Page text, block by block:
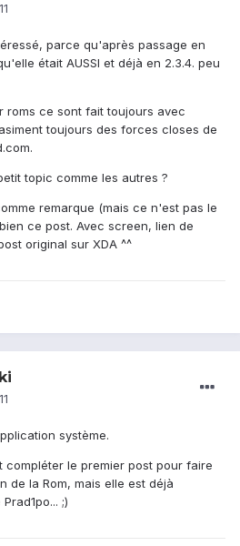
parce qu'après passage en
était AUSSI et déjà en 2.3.4. peu
roms ce sont fait toujours avec
toujours des forces closes de
topic comme les autres ?
remarque (mais ce n'est pas le
ce post. Avec screen, lien de
original sur XDA ^^
système.
compléter le premier post pour faire
de la Rom, mais elle est déjà
;)